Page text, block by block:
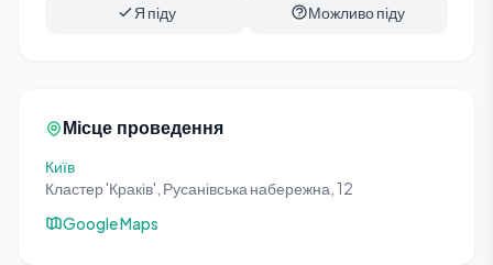
Я піду Можливо піду
Місце проведення
Київ
Кластер 'Краків', Русанівська набережна, 12
Google Maps